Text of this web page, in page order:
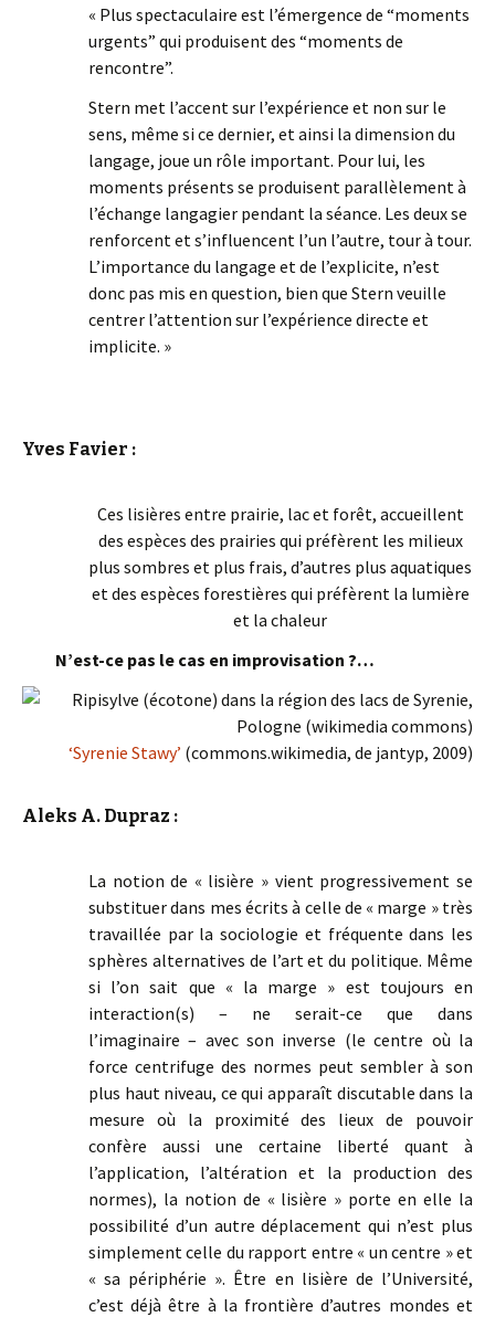
« Plus spectaculaire est l’émergence de “moments
urgents” qui produisent des “moments de
rencontre”.
Stern met l’accent sur l’expérience et non sur le
sens, même si ce dernier, et ainsi la dimension du
langage, joue un rôle important. Pour lui, les
moments présents se produisent parallèlement à
l’échange langagier pendant la séance. Les deux se
renforcent et s’influencent l’un l’autre, tour à tour.
L’importance du langage et de l’explicite, n’est
donc pas mis en question, bien que Stern veuille
centrer l’attention sur l’expérience directe et
implicite. »
Yves Favier :
Ces lisières entre prairie, lac et forêt, accueillent
des espèces des prairies qui préfèrent les milieux
plus sombres et plus frais, d’autres plus aquatiques
et des espèces forestières qui préfèrent la lumière
et la chaleur
N’est-ce pas le cas en improvisation ?…
‘Syrenie Stawy’ (commons.wikimedia, de jantyp, 2009)
Aleks A. Dupraz :
La notion de « lisière » vient progressivement se
substituer dans mes écrits à celle de « marge » très
travaillée par la sociologie et fréquente dans les
sphères alternatives de l’art et du politique. Même
si l’on sait que « la marge » est toujours en
interaction(s) – ne serait-ce que dans
l’imaginaire – avec son inverse (le centre où la
force centrifuge des normes peut sembler à son
plus haut niveau, ce qui apparaît discutable dans la
mesure où la proximité des lieux de pouvoir
confère aussi une certaine liberté quant à
l’application, l’altération et la production des
normes), la notion de « lisière » porte en elle la
possibilité d’un autre déplacement qui n’est plus
simplement celle du rapport entre « un centre » et
« sa périphérie ». Être en lisière de l’Université,
c’est déjà être à la frontière d’autres mondes et